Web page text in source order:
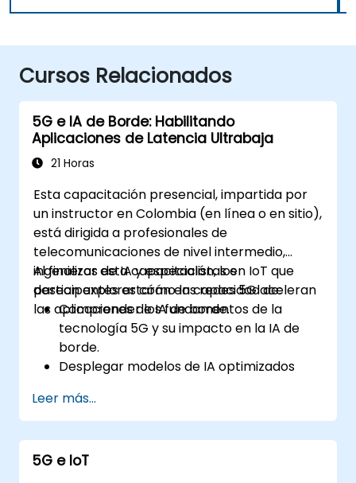
Cursos Relacionados
5G e IA de Borde: Habilitando
Aplicaciones de Latencia Ultrabaja
21 Horas
Esta capacitación presencial, impartida por
un instructor en Colombia (en línea o en sitio),
está dirigida a profesionales de
telecomunicaciones de nivel intermedio,
ingenieros de IA y especialistas en IoT que
desean explorar cómo las redes 5G aceleran
las aplicaciones de IA de borde.
Al finalizar esta capacitación, los
participantes estarán en capacidad de:
Comprender los fundamentos de la
tecnología 5G y su impacto en la IA de
borde.
Desplegar modelos de IA optimizados
entornos 5G.
Implementar sistemas de toma de
decisiones en tiempo real utilizando IA de
borde y conectividad 5G.
Leer más...
5G e IoT